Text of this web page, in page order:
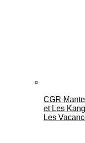
CGR
et Les
Les